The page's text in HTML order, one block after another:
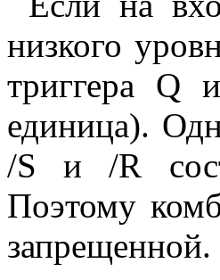
низкого
триггера Q
единица).
/S и /R
Поэтому
запрещенной.